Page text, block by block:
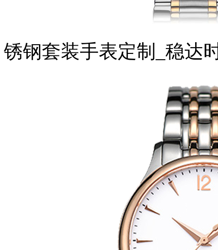
锈钢套装手表定制_稳达